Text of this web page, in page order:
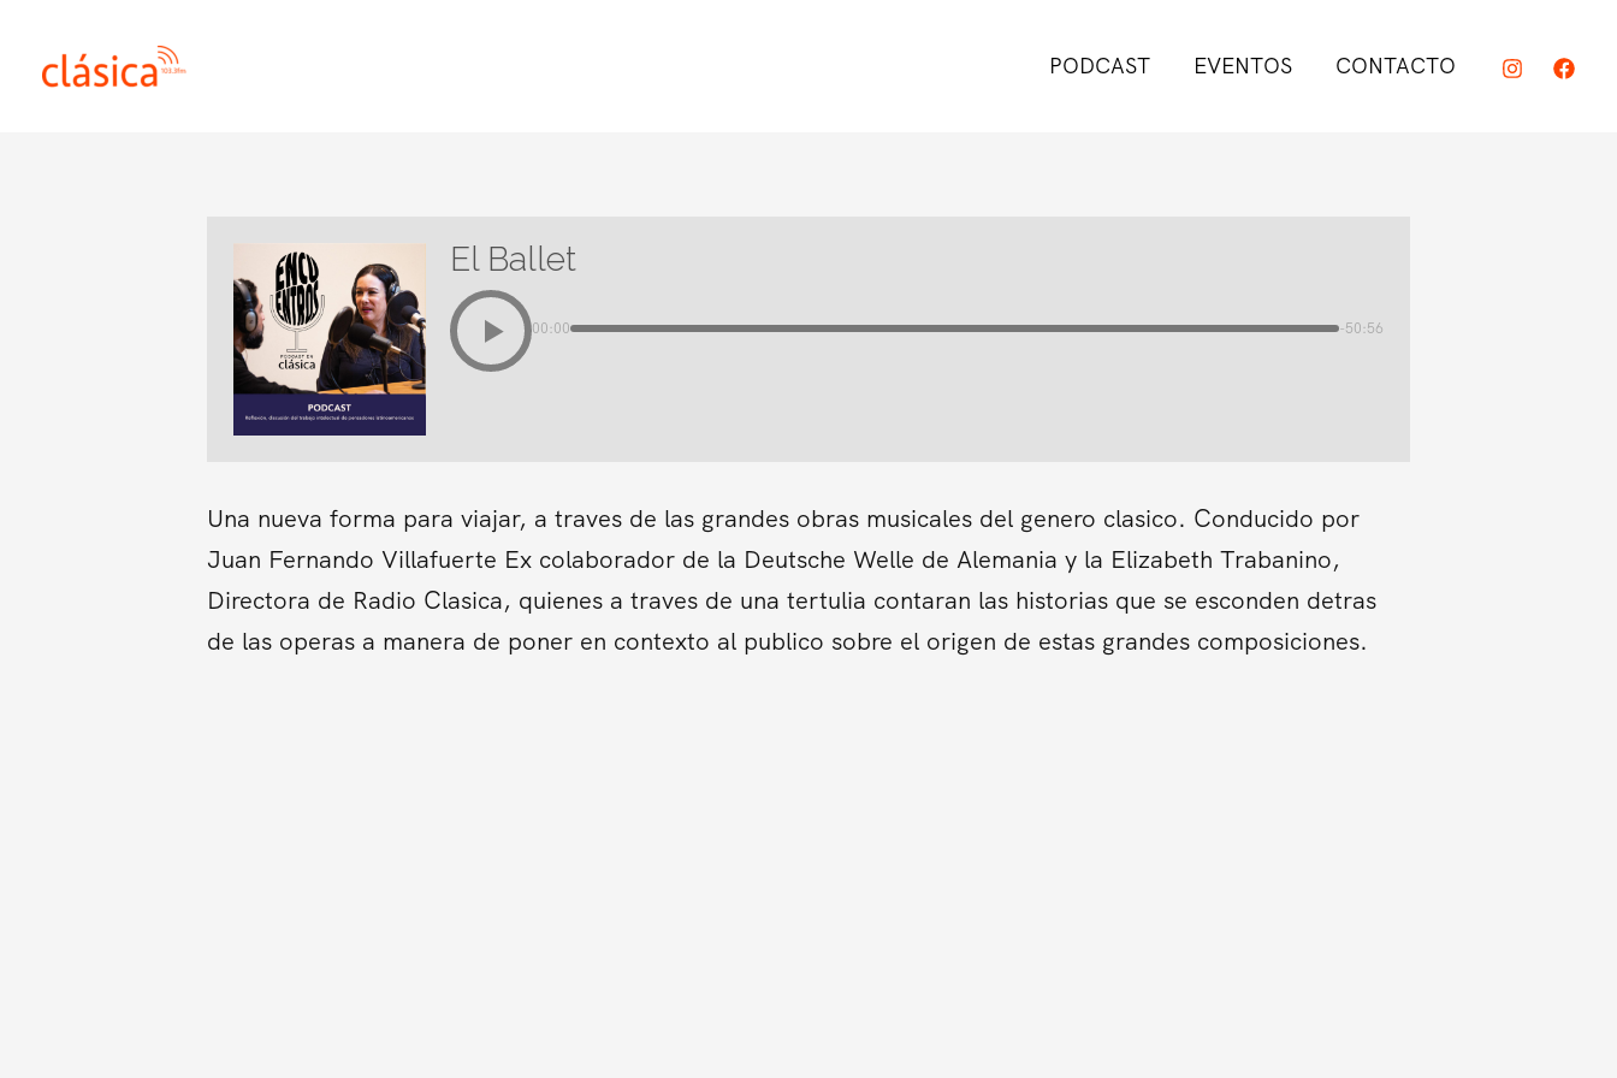
contenido
PODCAST EVENTOS CONTACTO
El Ballet
00:00 -50:56
Una nueva forma para viajar, a traves de las grandes obras musicales del genero clasico. Conducido por
Juan Fernando Villafuerte Ex colaborador de la Deutsche Welle de Alemania y la Elizabeth Trabanino,
Directora de Radio Clasica, quienes a traves de una tertulia contaran las historias que se esconden detras
de las operas a manera de poner en contexto al publico sobre el origen de estas grandes composiciones.